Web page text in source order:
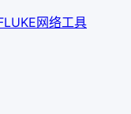
网络工具